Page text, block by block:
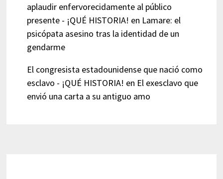
aplaudir enfervorecidamente al público
presente - ¡QUÉ HISTORIA! en Lamare: el
psicópata asesino tras la identidad de un
gendarme
El congresista estadounidense que nació como
esclavo - ¡QUÉ HISTORIA! en El exesclavo que
envió una carta a su antiguo amo